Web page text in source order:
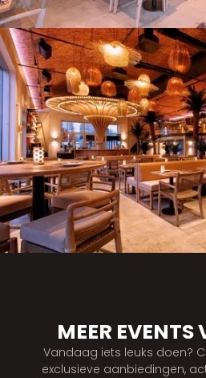
MEER
Vandaag iets leuks doen?
exclusieve aanbiedingen,